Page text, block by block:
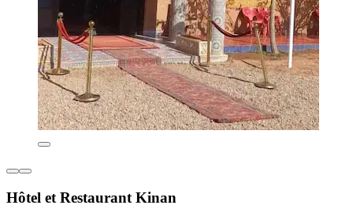
Hôtel et Restaurant Kinan